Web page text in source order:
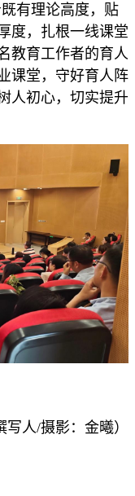
既有理论高度，贴
度，扎根一线课堂
教育工作者的育人
课堂，守好育人阵
人初心，切实提升
写人/摄影：金曦）